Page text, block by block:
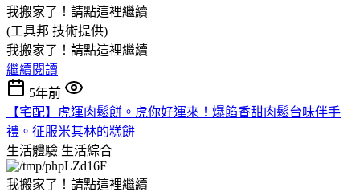
我搬家了！請點這裡繼續
(工具邦 技術提供)
我搬家了！請點這裡繼續
繼續閱讀
5年前
【宅配】虎運肉鬆餅。虎你好運來！爆餡香甜肉鬆台味伴手
禮。征服米其林的糕餅
生活體驗 生活綜合
我搬家了！請點這裡繼續